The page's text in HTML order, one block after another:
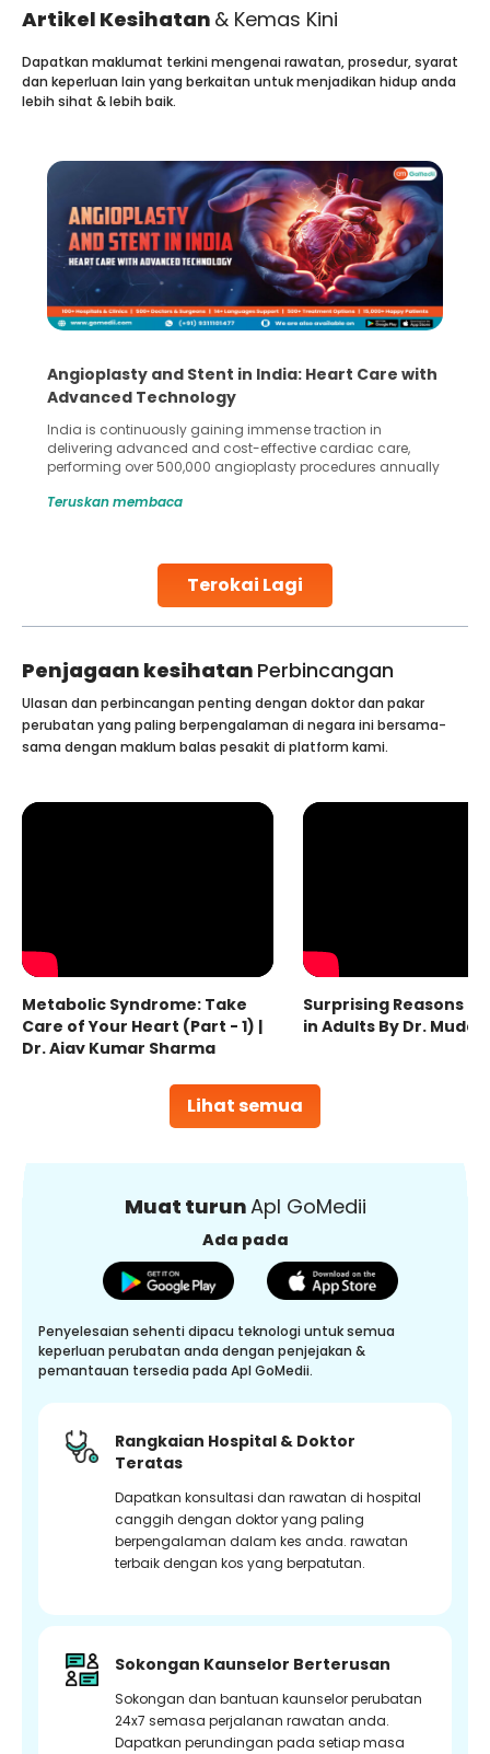
Artikel Kesihatan & Kemas Kini
Terokai Lagi
Dapatkan maklumat terkini mengenai rawatan, prosedur, syarat
dan keperluan lain yang berkaitan untuk menjadikan hidup anda
lebih sihat & lebih baik.
Angioplasty and Stent in India: Heart Care with
Advanced Technology
India is continuously gaining immense traction in
delivering advanced and cost-effective cardiac care,
performing over 500,000 angioplasty procedures annually
globe are searching for treatments like angioplasty and
Studies, such as one published
Teruskan membaca
Penjagaan kesihatan Perbincangan
Lihat semua
Ulasan dan perbincangan penting dengan doktor dan pakar
perubatan yang paling berpengalaman di negara ini bersama-
sama dengan maklum balas pesakit di platform kami.
Metabolic Syndrome: Take
Care of Your Heart (Part - 1) |
Dr. Ajay Kumar Sharma
Surprising Reasons
in Adults By Dr.
Muat turunApl GoMedii
Ada pada
Penyelesaian sehenti dipacu teknologi untuk semua
keperluan perubatan anda dengan penjejakan &
pemantauan tersedia pada Apl GoMedii.
Rangkaian Hospital & Doktor
Teratas
Dapatkan konsultasi dan rawatan di hospital
canggih dengan doktor yang paling
berpengalaman dalam kes anda. rawatan
terbaik dengan kos yang berpatutan.
Sokongan Kaunselor Berterusan
Sokongan dan bantuan kaunselor perubatan
24x7 semasa perjalanan rawatan anda.
Dapatkan perundingan pada setiap masa